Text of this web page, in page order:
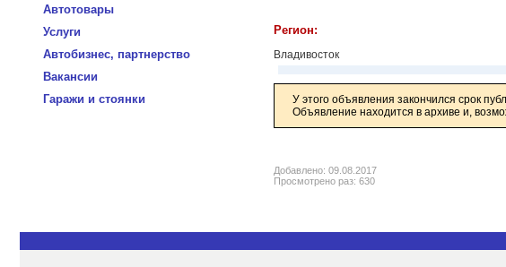
Автотовары
Услуги
Автобизнес, партнерство
Вакансии
Гаражи и стоянки
Регион:
Владивосток
У этого объявления закончился срок
Объявление находится в архиве и,
Добавлено: 09.08.2017
Просмотрено раз: 630